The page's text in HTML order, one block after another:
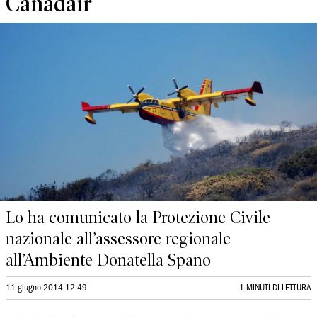
Lo ha comunicato la Protezione Civile
nazionale all’assessore regionale
all’Ambiente Donatella Spano
11 giugno 2014 12:49 1 MINUTI DI LETTURA